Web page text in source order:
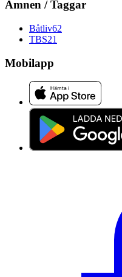
Ämnen / Taggar
Båtliv62
TBS21
Mobilapp